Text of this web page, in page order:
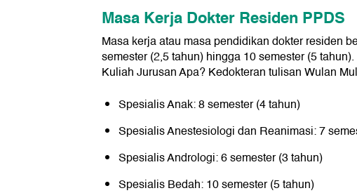
Masa Kerja Dokter Residen PPDS
Masa kerja atau masa pendidikan dokter residen
semester (2,5 tahun) hingga 10 semester (5
Kuliah Jurusan Apa? Kedokteran tulisan Wulan
Spesialis Anak: 8 semester (4 tahun)
Spesialis Anestesiologi dan Reanimasi: 7
Spesialis Andrologi: 6 semester (3 tahun)
Spesialis Bedah: 10 semester (5 tahun)